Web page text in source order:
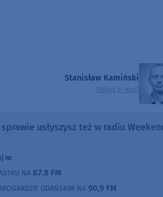
Stanisław Kamiński
Pokaż e-mail
usłyszysz też w radiu
w:
NA 87,8 FM
GDAŃSKIM NA 90,9 FM